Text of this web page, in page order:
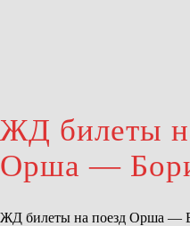
ЖД билеты
Орша —
ЖД билеты на поезд Орша —